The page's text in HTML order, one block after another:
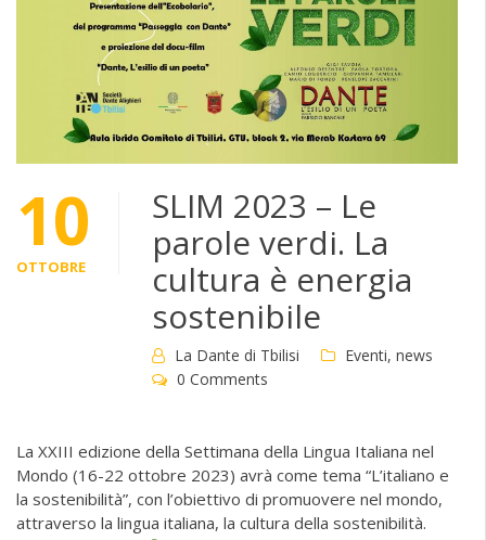
10
OTTOBRE
SLIM 2023 – Le
parole verdi. La
cultura è energia
sostenibile
La Dante di Tbilisi Eventi, news
0 Comments
La XXIII edizione della Settimana della Lingua Italiana nel
Mondo (16-22 ottobre 2023) avrà come tema “L’italiano e
la sostenibilità”, con l’obiettivo di promuovere nel mondo,
attraverso la lingua italiana, la cultura della sostenibilità.